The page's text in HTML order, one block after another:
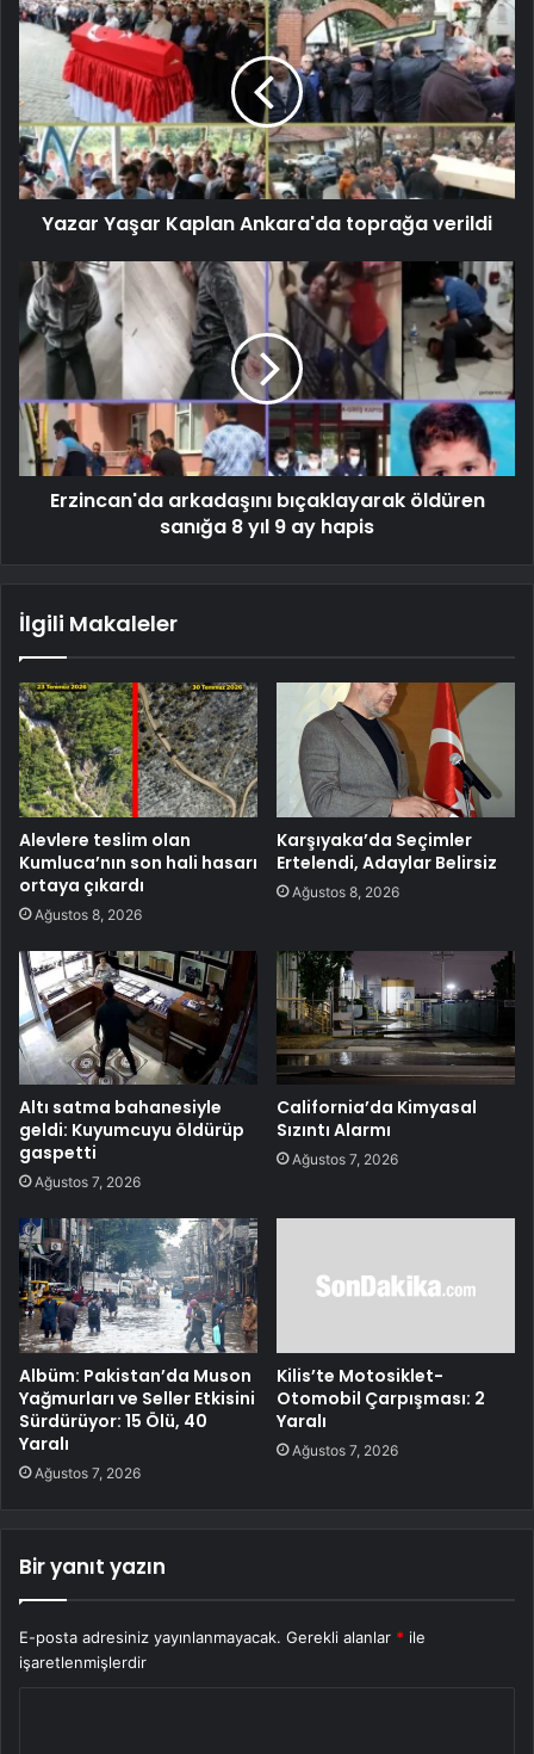
Yazar Yaşar Kaplan Ankara'da toprağa verildi
Erzincan'da arkadaşını bıçaklayarak öldüren
sanığa 8 yıl 9 ay hapis
İlgili Makaleler
Alevlere teslim olan
Kumluca’nın son hali hasarı
ortaya çıkardı
Ağustos 8, 2026
Karşıyaka’da Seçimler
Ertelendi, Adaylar Belirsiz
Ağustos 8, 2026
Altı satma bahanesiyle
geldi: Kuyumcuyu öldürüp
gaspetti
Ağustos 7, 2026
California’da Kimyasal
Sızıntı Alarmı
Ağustos 7, 2026
Albüm: Pakistan’da Muson
Yağmurları ve Seller Etkisini
Sürdürüyor: 15 Ölü, 40
Yaralı
Ağustos 7, 2026
Kilis’te Motosiklet-
Otomobil Çarpışması: 2
Yaralı
Ağustos 7, 2026
Bir yanıt yazın
E-posta adresiniz yayınlanmayacak. Gerekli alanlar * ile
işaretlenmişlerdir